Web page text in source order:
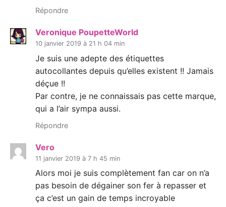
Répondre
Veronique PoupetteWorld
10 janvier 2019 à 21 h 04 min
Je suis une adepte des étiquettes
autocollantes depuis qu’elles existent !! Jamais
déçue !!
Par contre, je ne connaissais pas cette marque,
qui a l’air sympa aussi.
Répondre
Vero
11 janvier 2019 à 7 h 45 min
Alors moi je suis complètement fan car on n’a
pas besoin de dégainer son fer à repasser et
ça c’est un gain de temps incroyable